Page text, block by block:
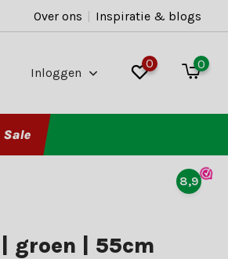
Over ons | Inspiratie & blogs
Inloggen
0 0
Sale
8,9
groen | 55cm